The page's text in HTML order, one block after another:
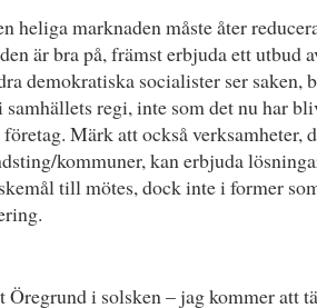
heliga marknaden måste åter
är bra på, främst erbjuda ett utbud
demokratiska socialister ser saken,
samhällets regi, inte som det nu har
Märk att också verksamheter,
kommuner, kan erbjuda
till mötes, dock inte i former
Öregrund i solsken – jag kommer att